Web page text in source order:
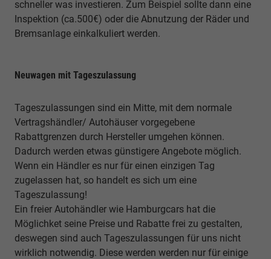
schneller was investieren. Zum Beispiel sollte dann eine
Inspektion (ca.500€) oder die Abnutzung der Räder und
Bremsanlage einkalkuliert werden.
Neuwagen mit Tageszulassung
Tageszulassungen sind ein Mitte, mit dem normale
Vertragshändler/ Autohäuser vorgegebene
Rabattgrenzen durch Hersteller umgehen können.
Dadurch werden etwas günstigere Angebote möglich.
Wenn ein Händler es nur für einen einzigen Tag
zugelassen hat, so handelt es sich um eine
Tageszulassung!
Ein freier Autohändler wie Hamburgcars hat die
Möglichket seine Preise und Rabatte frei zu gestalten,
deswegen sind auch Tageszulassungen für uns nicht
wirklich notwendig. Diese werden werden nur für einige